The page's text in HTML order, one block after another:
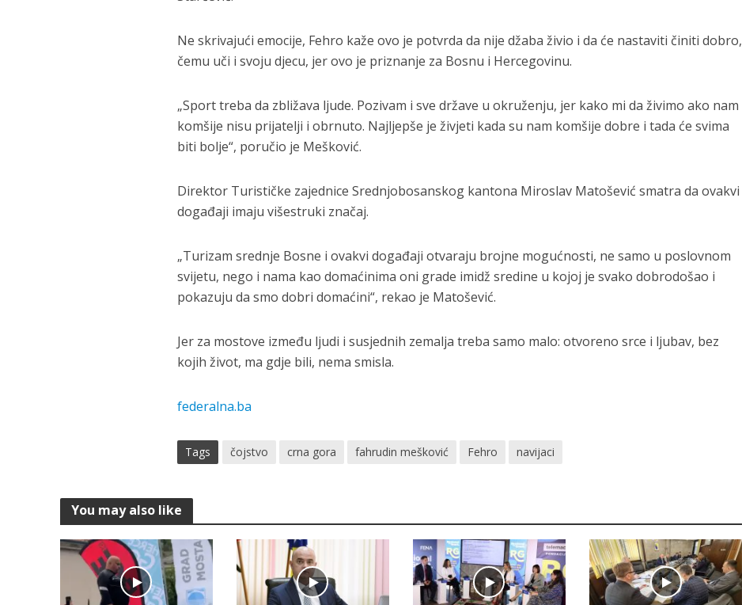
Ne skrivajući emocije, Fehro kaže ovo je potvrda da nije džaba živio i da će nastaviti činiti dobro,
čemu uči i svoju djecu, jer ovo je priznanje za Bosnu i Hercegovinu.
„Sport treba da zbližava ljude. Pozivam i sve države u okruženju, jer kako mi da živimo ako nam
komšije nisu prijatelji i obrnuto. Najljepše je živjeti kada su nam komšije dobre i tada će svima
biti bolje“, poručio je Mešković.
Direktor Turističke zajednice Srednjobosanskog kantona Miroslav Matošević smatra da ovakvi
događaji imaju višestruki značaj.
„Turizam srednje Bosne i ovakvi događaji otvaraju brojne mogućnosti, ne samo u poslovnom
svijetu, nego i nama kao domaćinima oni grade imidž sredine u kojoj je svako dobrodošao i
pokazuju da smo dobri domaćini“, rekao je Matošević.
Jer za mostove između ljudi i susjednih zemalja treba samo malo: otvoreno srce i ljubav, bez
kojih život, ma gdje bili, nema smisla.
federalna.ba
Tags čojstvo crna gora fahrudin mešković Fehro navijaci
You may also like